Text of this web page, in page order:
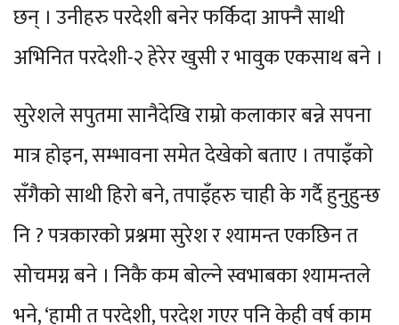
छन् । उनीहरु परदेशी बनेर फर्किदा आफ्नै साथी
अभिनित परदेशी-२ हेरेर खुसी र भावुक एकसाथ बने ।
सुरेशले सपुतमा सानैदेखि राम्रो कलाकार बन्ने सपना
मात्र होइन, सम्भावना समेत देखेको बताए । तपाइँको
सँगैको साथी हिरो बने, तपाइँहरु चाही के गर्दै हुनुहुन्छ
नि ? पत्रकारको प्रश्नमा सुरेश र श्यामन्त एकछिन त
सोचमग्न बने । निकै कम बोल्ने स्वभाबका श्यामन्तले
भने, ‘हामी त परदेशी, परदेश गएर पनि केही वर्ष काम